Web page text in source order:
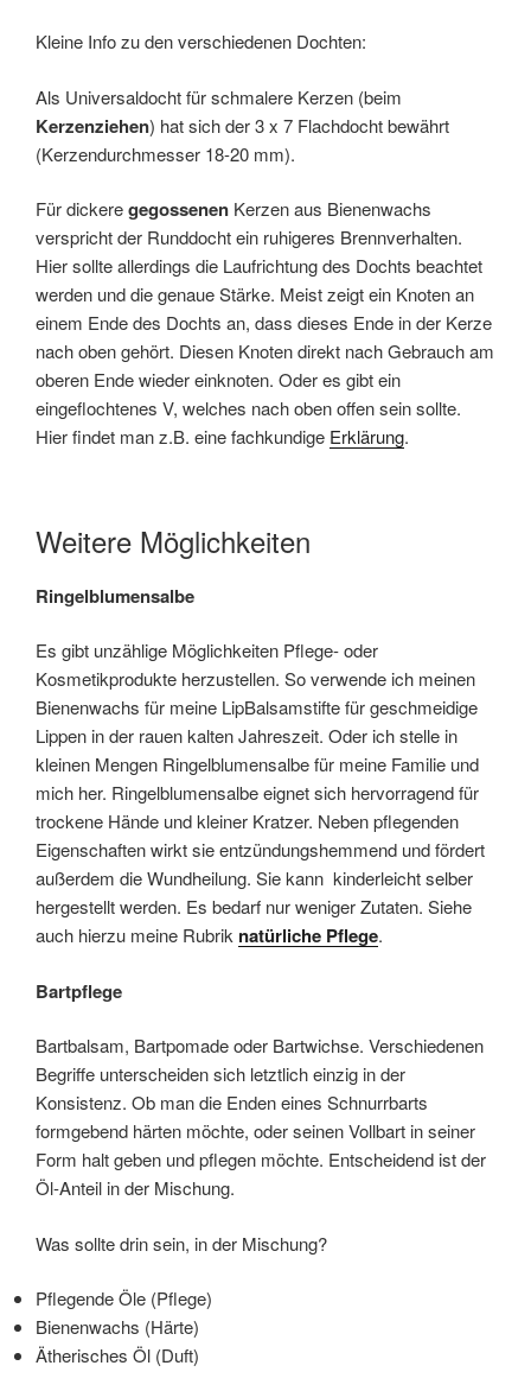
Kleine Info zu den verschiedenen Dochten:
Als Universaldocht für schmalere Kerzen (beim
Kerzenziehen) hat sich der 3 x 7 Flachdocht bewährt
(Kerzendurchmesser 18-20 mm).
Für dickeregegossenen Kerzen aus Bienenwachs
verspricht der Runddocht ein ruhigeres Brennverhalten.
Hier sollte allerdings die Laufrichtung des Dochts beachtet
werden und die genaue Stärke. Meist zeigt ein Knoten an
einem Ende des Dochts an, dass dieses Ende in der Kerze
nach oben gehört. Diesen Knoten direkt nach Gebrauch am
oberen Ende wieder einknoten. Oder es gibt ein
eingeflochtenes V, welches nach oben offen sein sollte.
Hier findet man z.B. eine fachkundige Erklärung.
Weitere Möglichkeiten
Ringelblumensalbe
Es gibt unzählige Möglichkeiten Pflege- oder
Kosmetikprodukte herzustellen. So verwende ich meinen
Bienenwachs für meine LipBalsamstifte für geschmeidige
Lippen in der rauen kalten Jahreszeit. Oder ich stelle in
kleinen Mengen Ringelblumensalbe für meine Familie und
mich her. Ringelblumensalbe eignet sich hervorragend für
trockene Hände und kleiner Kratzer. Neben pflegenden
Eigenschaften wirkt sie entzündungshemmend und fördert
außerdem die Wundheilung. Sie kann kinderleicht selber
hergestellt werden. Es bedarf nur weniger Zutaten. Siehe
auch hierzu meine Rubrik natürliche Pflege.
Bartpflege
Bartbalsam, Bartpomade oder Bartwichse. Verschiedenen
Begriffe unterscheiden sich letztlich einzig in der
Konsistenz. Ob man die Enden eines Schnurrbarts
formgebend härten möchte, oder seinen Vollbart in seiner
Form halt geben und pflegen möchte. Entscheidend ist der
Öl-Anteil in der Mischung.
Was sollte drin sein, in der Mischung?
Pflegende Öle (Pflege)
Bienenwachs (Härte)
Ätherisches Öl (Duft)